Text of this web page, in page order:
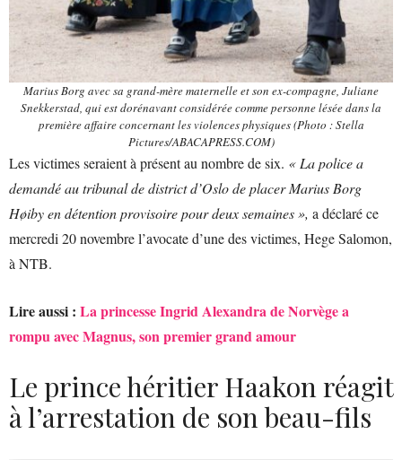
Marius Borg avec sa grand-mère maternelle et son ex-compagne, Juliane
Snekkerstad, qui est dorénavant considérée comme personne lésée dans la
première affaire concernant les violences physiques (Photo : Stella
Pictures/ABACAPRESS.COM)
Les victimes seraient à présent au nombre de six. « La police a
demandé au tribunal de district d’Oslo de placer Marius Borg
Høiby en détention provisoire pour deux semaines », a déclaré ce
mercredi 20 novembre l’avocate d’une des victimes, Hege Salomon,
à NTB.
Lire aussi : La princesse Ingrid Alexandra de Norvège a
rompu avec Magnus, son premier grand amour
Le prince héritier Haakon réagit
à l’arrestation de son beau-fils